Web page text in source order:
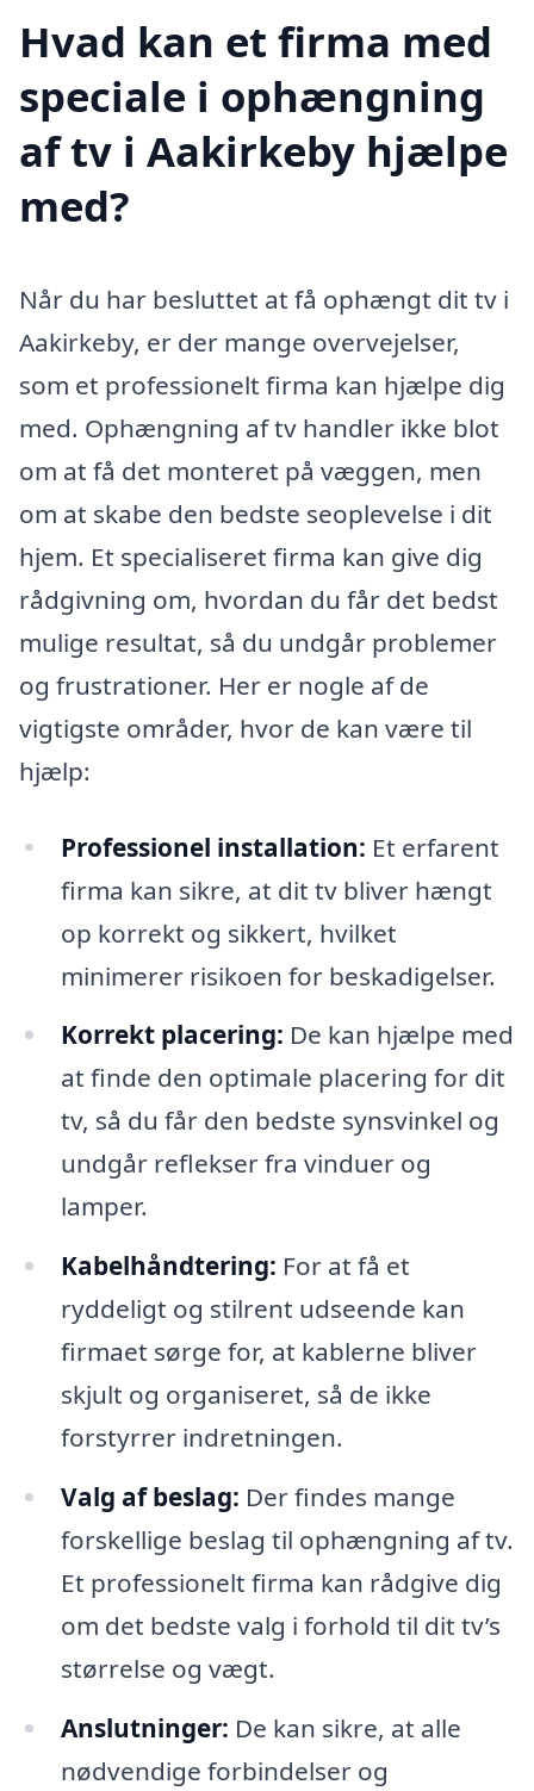
Hvad kan et firma med
speciale i ophængning
af tv i Aakirkeby hjælpe
med?
Når du har besluttet at få ophængt dit tv i
Aakirkeby, er der mange overvejelser,
som et professionelt firma kan hjælpe dig
med. Ophængning af tv handler ikke blot
om at få det monteret på væggen, men
om at skabe den bedste seoplevelse i dit
hjem. Et specialiseret firma kan give dig
rådgivning om, hvordan du får det bedst
mulige resultat, så du undgår problemer
og frustrationer. Her er nogle af de
vigtigste områder, hvor de kan være til
hjælp:
Professionel installation: Et erfarent
firma kan sikre, at dit tv bliver hængt
op korrekt og sikkert, hvilket
minimerer risikoen for beskadigelser.
Korrekt placering: De kan hjælpe med
at finde den optimale placering for dit
tv, så du får den bedste synsvinkel og
undgår reflekser fra vinduer og
lamper.
Kabelhåndtering: For at få et
ryddeligt og stilrent udseende kan
firmaet sørge for, at kablerne bliver
skjult og organiseret, så de ikke
forstyrrer indretningen.
Valg af beslag: Der findes mange
forskellige beslag til ophængning af tv.
Et professionelt firma kan rådgive dig
om det bedste valg i forhold til dit tv’s
størrelse og vægt.
Anslutninger: De kan sikre, at alle
nødvendige forbindelser og